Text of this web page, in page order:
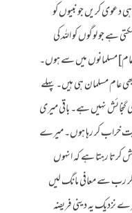
دعوی کریں جو نبیوں کو
ہے جو لوگوں کو اللہ کی
مسلمانوں میں سے ہوں۔
مسلمان ہی ہیں۔ پہلے
گنجائش نہیں ہے۔ باقی میری
خراب کر رہا ہوں۔ میرے
رہتا ہے کہ انہوں
رب سے معافی مانگ لیں
نزدیک یہ دینی فریضہ